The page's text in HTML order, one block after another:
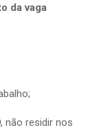
da vaga
não residir nos